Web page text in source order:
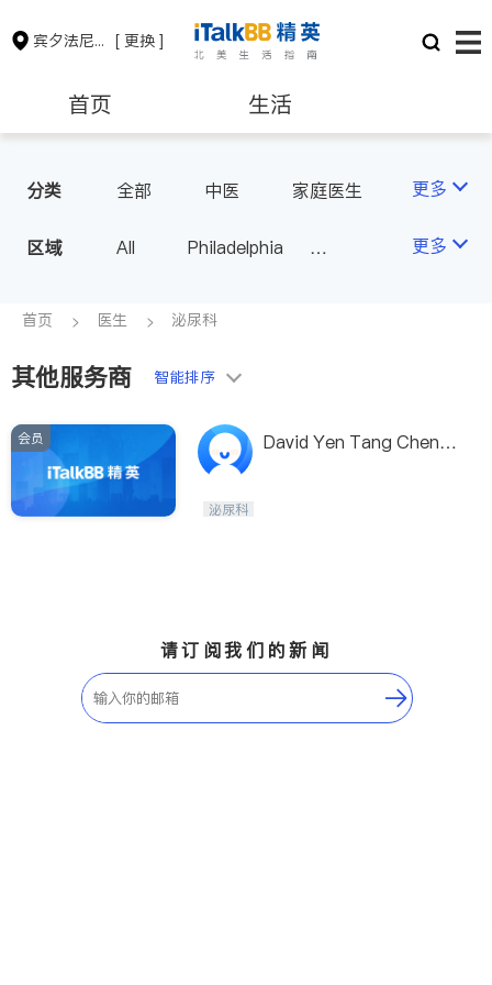
宾夕法尼亚州 [ 更换 ]
首页 生活
保险理财 房地产租售
银行贷款
建筑装修
非盈利组织
分类 全部 中医
家庭医生
眼科
妇科
儿科
心脏科
肠胃肝脏科
泌尿科
风湿病
呼吸科
医生-其它
内分泌科
更多
区域 All
Philadelphia
PA - Other Cities
更多
首页 医生 泌尿科
其他服务商 智能排序
会员
David Yen Tang Chen,
泌尿科
请订阅我们的新闻